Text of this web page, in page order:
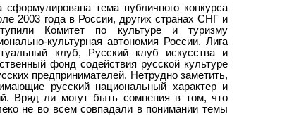
тема публичного конкурса
2003 года в России, других странах СНГ и
Комитет по культуре и туризму
культурная автономия России, Лига
клуб, Русский клуб искусства и
фонд содействия русской культуре
предпринимателей. Нетрудно заметить,
русский национальный характер и
Вряд ли могут быть сомнения в том, что
не во всем совпадали в понимании темы